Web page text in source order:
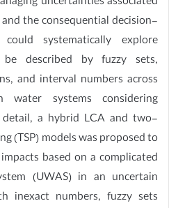
the consequential decision-
systematically explore
described by fuzzy sets,
and interval numbers across
systems considering
a hybrid LCA and two-
(TSP) models was proposed to
based on a complicated
(UWAS) in an uncertain
inexact numbers, fuzzy sets